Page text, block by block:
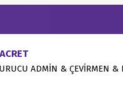
ADMİN & ÇEVİRMEN &